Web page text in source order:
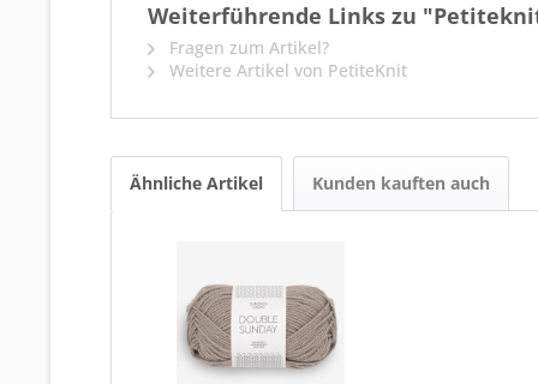
Weiterführende Links zu
Fragen zum Artikel?
Weitere Artikel von PetiteKnit
Ähnliche Artikel Kunden kauften auch